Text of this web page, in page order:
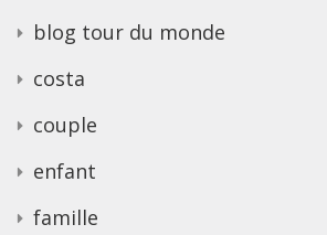
blog tour du monde
costa
couple
enfant
famille